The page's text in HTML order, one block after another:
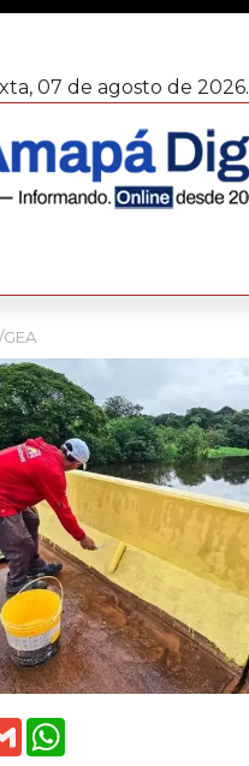
07 de agosto de 2026.
Gmail